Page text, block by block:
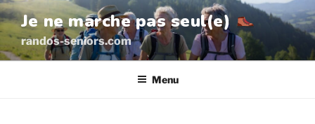
Aller
au
contenu
principal
Je ne marche pas seul(e)
randos-seniors.com
Menu